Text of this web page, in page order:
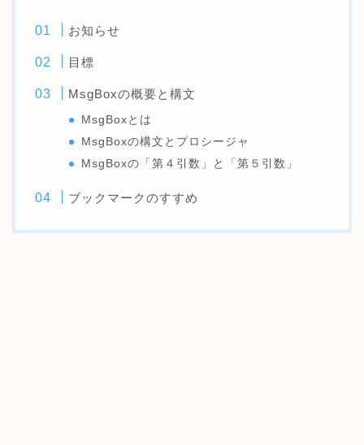
お知らせ
目標
MsgBoxの概要と構文
MsgBoxとは
MsgBoxの構文とプロシージャ
MsgBoxの「第４引数」と「第５引数」
ブックマークのすすめ